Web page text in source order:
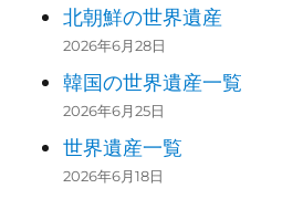
北朝鮮の世界遺産
2026年6月28日
韓国の世界遺産一覧
2026年6月25日
世界遺産一覧
2026年6月18日